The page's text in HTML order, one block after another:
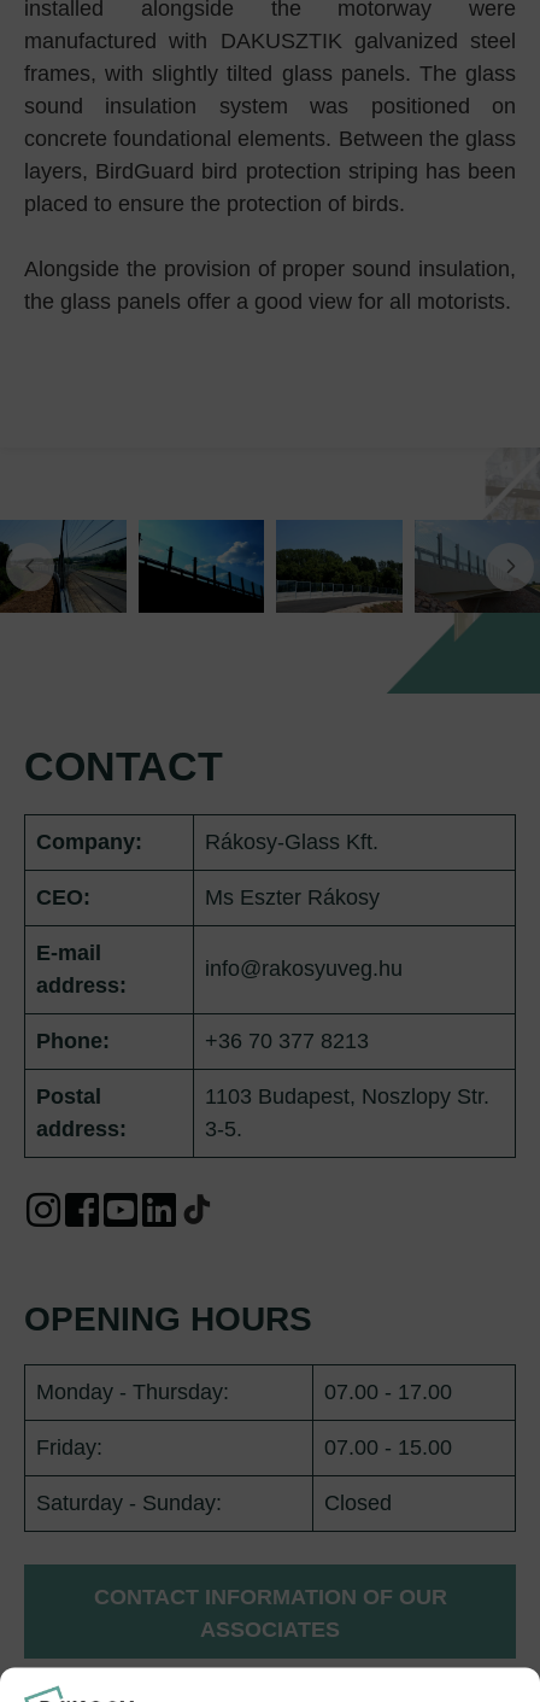
installed alongside the motorway were
manufactured with DAKUSZTIK galvanized steel
frames, with slightly tilted glass panels. The glass
sound insulation system was positioned on
concrete foundational elements. Between the glass
layers, BirdGuard bird protection striping has been
placed to ensure the protection of birds.
Alongside the provision of proper sound insulation,
the glass panels offer a good view for all motorists.
CONTACT
Company: Rákosy-Glass Kft.
CEO: Ms Eszter Rákosy
E-mail
address:
info@rakosyuveg.hu
Phone: +36 70 377 8213
Postal
address:
1103 Budapest, Noszlopy Str.
3-5.
OPENING HOURS
Monday - Thursday: 07.00 - 17.00
Friday: 07.00 - 15.00
Saturday - Sunday: Closed
CONTACT INFORMATION OF OUR
ASSOCIATES